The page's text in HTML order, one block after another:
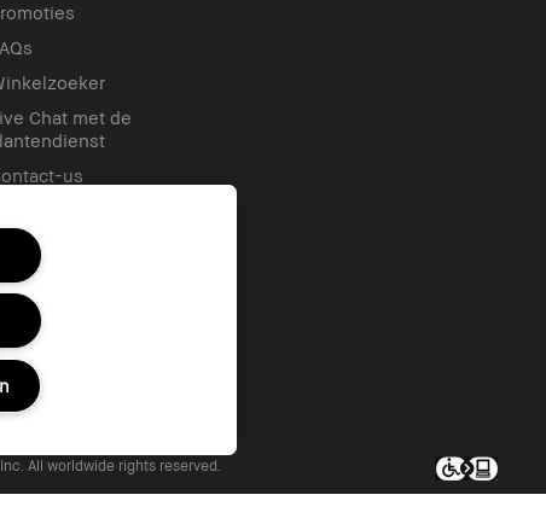
Chat met de
us
All worldwide rights reserved.